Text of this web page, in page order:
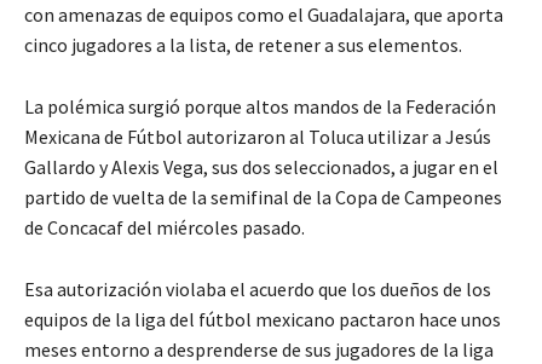
con amenazas de equipos como el Guadalajara, que aporta
cinco jugadores a la lista, de retener a sus elementos.
La polémica surgió porque altos mandos de la Federación
Mexicana de Fútbol autorizaron al Toluca utilizar a Jesús
Gallardo y Alexis Vega, sus dos seleccionados, a jugar en el
partido de vuelta de la semifinal de la Copa de Campeones
de Concacaf del miércoles pasado.
Esa autorización violaba el acuerdo que los dueños de los
equipos de la liga del fútbol mexicano pactaron hace unos
meses entorno a desprenderse de sus jugadores de la liga